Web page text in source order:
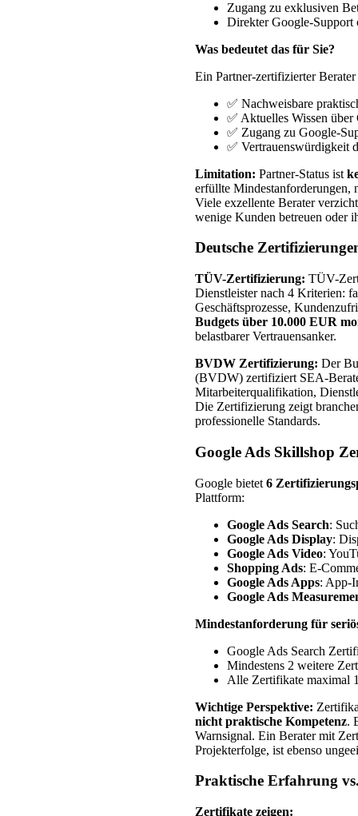
Zugang zu exklusiven
Direkter Google-Support
Was bedeutet das für Sie?
Ein Partner-zertifizierter
✅ Nachweisbare
✅ Aktuelles Wissen
✅ Zugang zu Google-
✅ Vertrauenswürdigkeit
Limitation: Partner-Status ist
erfüllte Mindestanforderungen,
Viele exzellente Berater
wenige Kunden betreuen oder
Deutsche
TÜV-Zertifizierung: TÜV-
Dienstleister nach 4 Kriterien:
Geschäftsprozesse,
Budgets über 10.000 EUR
belastbarer Vertrauensanker.
BVDW Zertifizierung: Der
(BVDW) zertifiziert SEA-
Mitarbeiterqualifikation,
Die Zertifizierung zeigt
professionelle Standards.
Google Ads Skillshop
Google bietet 6
Plattform:
Google Ads Search:
Google Ads Display:
Google Ads Video:
Shopping Ads: E-
Google Ads Apps: App-
Google Ads
Mindestanforderung für
Google Ads Search
Mindestens 2 weitere
Alle Zertifikate maximal
Wichtige Perspektive:
nicht praktische Kompetenz.
Warnsignal. Ein Berater mit
Projekterfolge, ist ebenso
Praktische Erfahrung
Zertifikate zeigen: